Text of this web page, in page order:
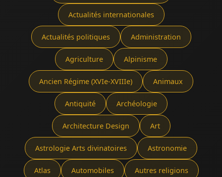
Actualités internationales
Actualités politiques Administration
Agriculture Alpinisme
Ancien Régime (XVIe-XVIIIe) Animaux
Antiquité Archéologie
Architecture Design Art
Astrologie Arts divinatoires Astronomie
Atlas Automobiles Autres religions